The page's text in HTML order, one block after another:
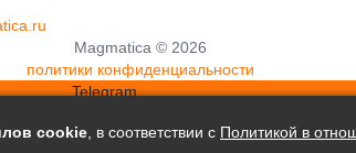
Magmatica © 2026
политики конфиденциальности
Telegram
info@magmatica.ru
сookie , в соответствии с Политикой в